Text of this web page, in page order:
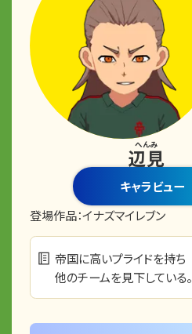
辺見
へんみ
キャラビュー
登場作品：イナズマイレブン
帝国に高いプライドを持ち
他のチームを見下している。